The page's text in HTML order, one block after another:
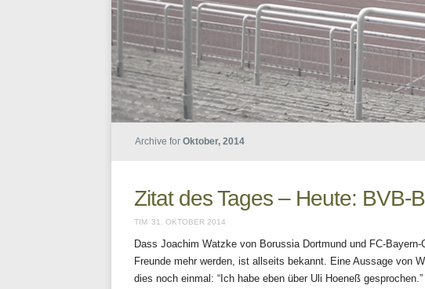
Archive for Oktober, 2014
Zitat des Tages – Heute: BVB-
TIM 31. OKTOBER 2014
Dass Joachim Watzke von Borussia Dortmund und FC-
Freunde mehr werden, ist allseits bekannt. Eine Aussage von
dies noch einmal: “Ich habe eben über Uli Hoeneß